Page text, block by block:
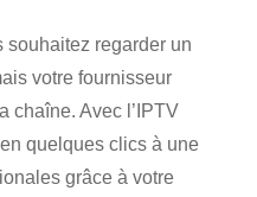
souhaitez regarder un
votre fournisseur
chaîne. Avec l’IPTV
quelques clics à une
grâce à votre